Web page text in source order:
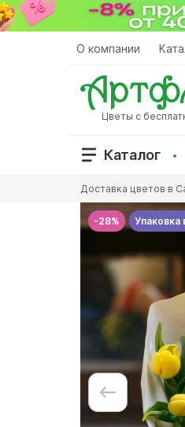
Перейти
к
О компании
Цветы с
Каталог
здесь
Доставка цветов в
-28% Упаковка